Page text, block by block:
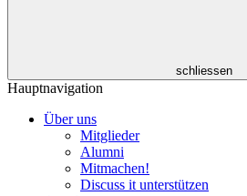
schliessen
Hauptnavigation
Über uns
Mitglieder
Alumni
Mitmachen!
Discuss it unterstützen